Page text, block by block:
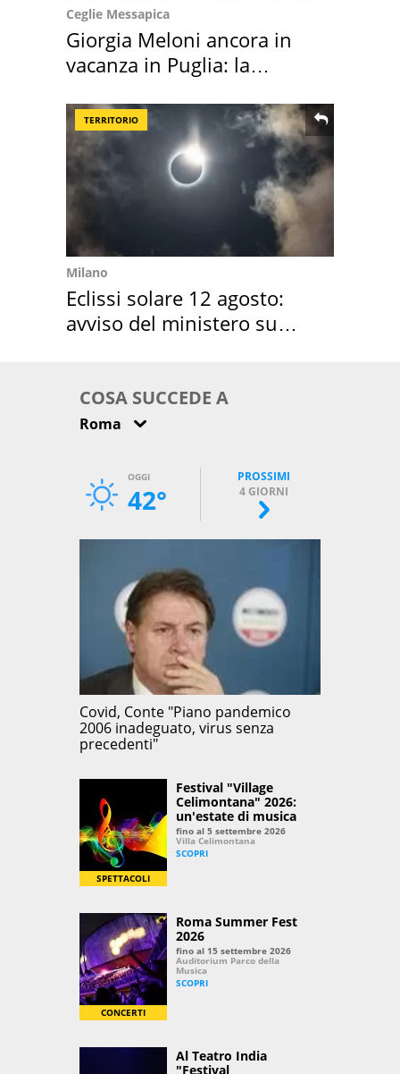
Ceglie Messapica
Giorgia Meloni ancora in
vacanza in Puglia: la
TERRITORIO
Milano
Eclissi solare 12 agosto:
avviso del ministero su